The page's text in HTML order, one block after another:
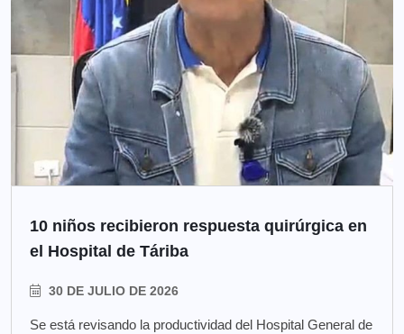
10 niños recibieron respuesta quirúrgica en
el Hospital de Táriba
30 DE JULIO DE 2026
Se está revisando la productividad del Hospital General de